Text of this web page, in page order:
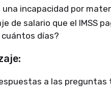
incapacidad por
de salario que el IMSS
días?
a las